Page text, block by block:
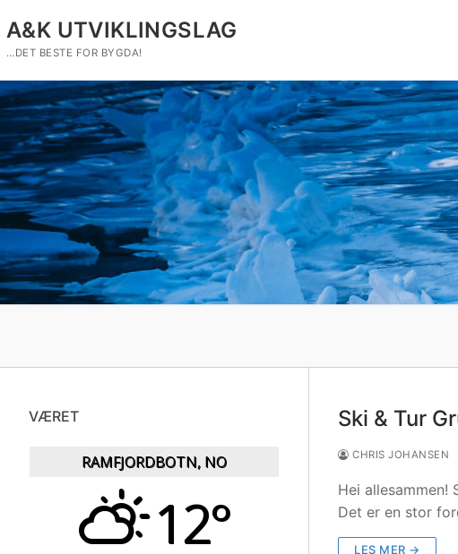
til
innholdet
A&K UTVIKLINGSLAG
…DET BESTE FOR BYGDA!
Ski & Tur
CHRIS JOHANSEN
Hei
Det er en stor
LES MER →
VÆRET
RAMFJORDBOTN, NO
12°